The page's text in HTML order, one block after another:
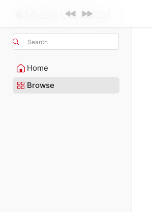
Search
Home
Browse